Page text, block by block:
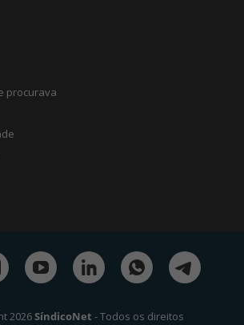
procurava
2026SíndicoNet - Todos os direitos